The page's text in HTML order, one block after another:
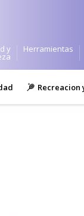
y Herramientas
Recreacion